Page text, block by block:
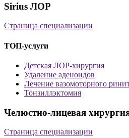
Sirius ЛОР
Страница специализации
ТОП-услуги
Детская ЛОР-хирургия
Удаление аденоидов
Лечение вазомоторного
Тонзиллэктомия
Челюстно-лицевая
Страница специализации